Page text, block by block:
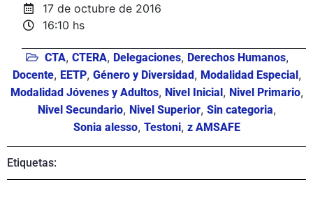
17 de octubre de 2016
16:10 hs
CTA, CTERA, Delegaciones, Derechos Humanos,
Docente, EETP, Género y Diversidad, Modalidad Especial,
Modalidad Jóvenes y Adultos, Nivel Inicial, Nivel Primario,
Nivel Secundario, Nivel Superior, Sin categoria,
Sonia alesso, Testoni, z AMSAFE
Etiquetas: